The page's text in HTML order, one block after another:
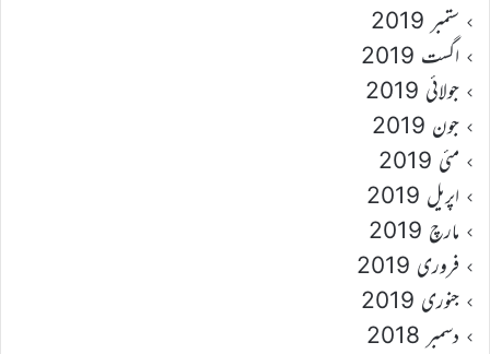
ستمبر 2019
اگست 2019
جولائی 2019
جون 2019
مئی 2019
اپریل 2019
مارچ 2019
فروری 2019
جنوری 2019
دسمبر 2018